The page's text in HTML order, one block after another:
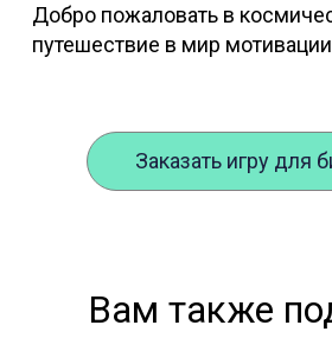
Добро пожаловать в
путешествие в мир
Заказать игру для
Вам также